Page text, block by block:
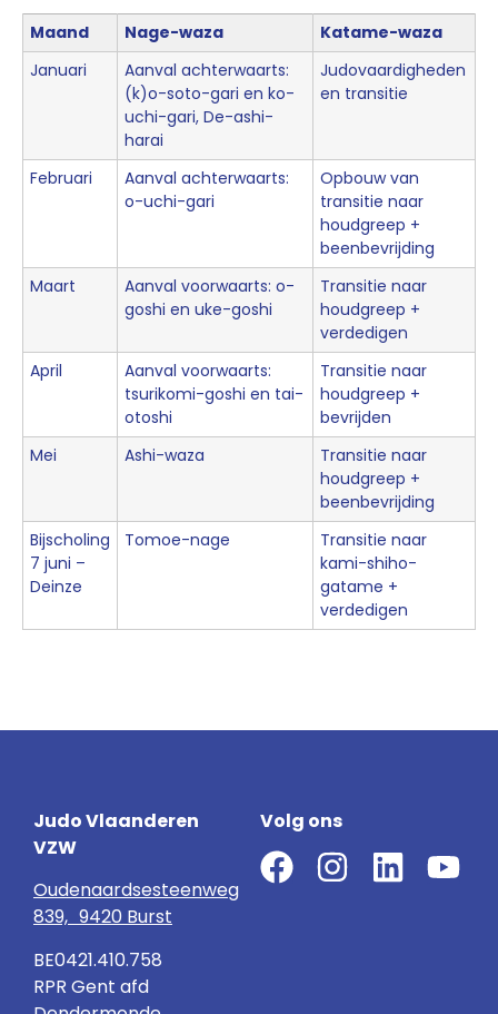
Maand Nage-waza
Katame-waza
Januari
Aanval achterwaarts:
(k)o-soto-gari en ko-
uchi-gari, De-ashi-
harai
Judovaardigheden
en transitie
Februari
Aanval achterwaarts:
o-uchi-gari
Opbouw van
transitie naar
houdgreep +
beenbevrijding
Maart
Aanval voorwaarts: o-
goshi en uke-goshi
Transitie naar
houdgreep +
verdedigen
April
Aanval voorwaarts:
tsurikomi-goshi en tai-
otoshi
Transitie naar
houdgreep +
bevrijden
Mei
Ashi-waza
Transitie naar
houdgreep +
beenbevrijding
Bijscholing
7 juni –
Deinze
Tomoe-nage
Transitie naar
kami-shiho-
gatame +
verdedigen
Judo Vlaanderen
VZW
Oudenaardsesteenweg
839, 9420 Burst
BE0421.410.758
RPR Gent afd
Volg ons